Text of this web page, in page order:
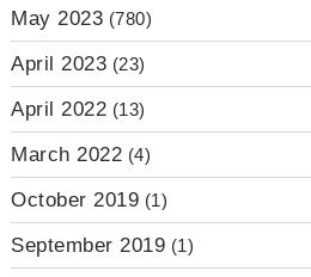
May 2023 (780)
April 2023 (23)
April 2022 (13)
March 2022 (4)
October 2019 (1)
September 2019 (1)